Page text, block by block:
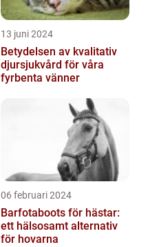
13 juni 2024
Betydelsen av kvalitativ
djursjukvård för våra
fyrbenta vänner
06 februari 2024
Barfotaboots för hästar:
ett hälsosamt alternativ
för hovarna